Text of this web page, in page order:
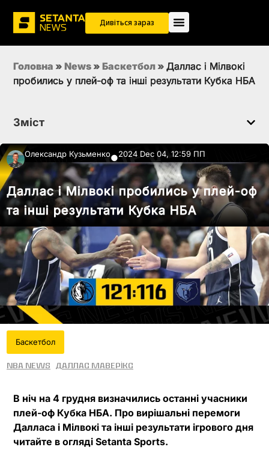
Дивіться зараз
Головна » News » Баскетбол » Даллас і Мілвокі
пробились у плей-оф та інші результати Кубка НБА
Зміст
Олександр Кузьменко●2024 Dec 04, 12:59 ПП
Даллас і Мілвокі пробились у плей-оф
та інші результати Кубка НБА
Баскетбол
NBA News Даллас Маверікс
В ніч на 4 грудня визначились останні учасники
плей-оф Кубка НБА. Про вирішальні перемоги
Далласа і Мілвокі та інші результати ігрового дня
читайте в огляді Setanta Sports.